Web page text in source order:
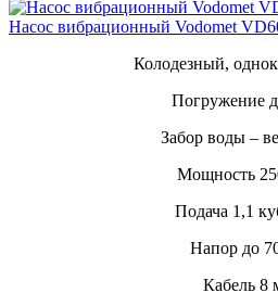
Насос вибрационный Vodomet
Колодезный,
Погружение
Забор воды –
Мощность
Подача 1,1
Напор до
Кабель 8